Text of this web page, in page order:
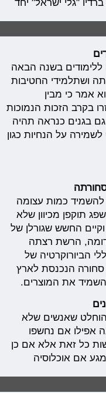
"גלי ישראל" יחד
ללימודים בשנה הבאה
תלמידים בכיתה ושתלמידי החטיבות
אמר כי מבין
בקרב הזכות הנמוכות
בגנים כנראה תהיה
על הנחיות כגון
להשמיד כמות עצומה
תוקפן מכיוון שלא
החשש שגורלן של
דומה, הרשת רצתה
הביורוקרטיה של
הנכנסת לארץ
את המוצרים.
הוחלט שאנשים שלא
אפילו אם נחשפו
כל זאת אלא אם כן
אם אוכלוסיה